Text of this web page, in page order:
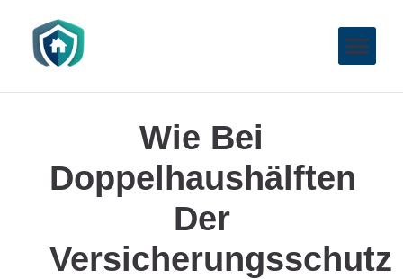
Wie Bei
Doppelhaushälften
Der
Versicherungsschutz